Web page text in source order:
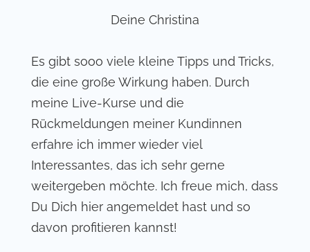
Deine Christina
Es gibt sooo viele kleine Tipps und Tricks,
die eine große Wirkung haben. Durch
meine Live-Kurse und die
Rückmeldungen meiner Kundinnen
erfahre ich immer wieder viel
Interessantes, das ich sehr gerne
weitergeben möchte. Ich freue mich, dass
Du Dich hier angemeldet hast und so
davon profitieren kannst!